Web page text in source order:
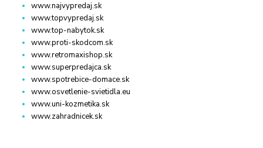
www.najvypredaj.sk
www.topvypredaj.sk
www.top-nabytok.sk
www.proti-skodcom.sk
www.retromaxishop.sk
www.superpredajca.sk
www.spotrebice-domace.sk
www.osvetlenie-svietidla.eu
www.uni-kozmetika.sk
www.zahradnicek.sk